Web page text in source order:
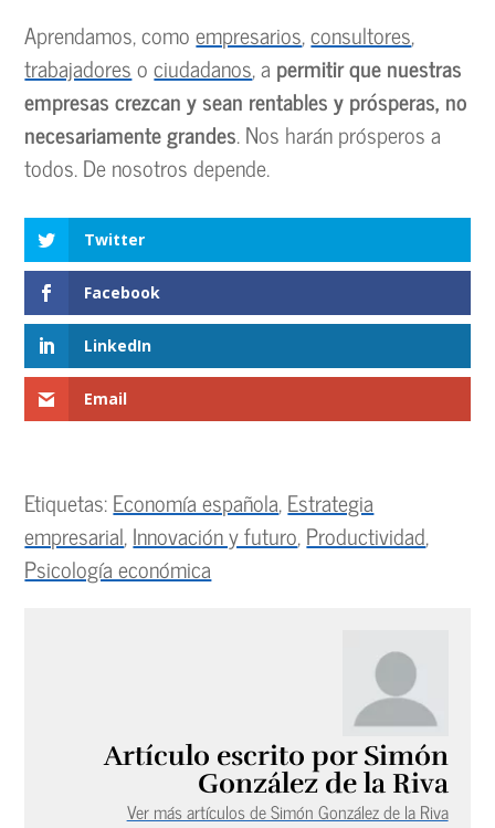
Aprendamos, comoempresarios,consultores,
trabajadoresociudadanos, a permitir que nuestras
empresas crezcan y sean rentables y prósperas, no
necesariamente grandes. Nos harán prósperos a
todos. De nosotros depende.
Twitter
Facebook
LinkedIn
Email
Etiquetas:Economía española,Estrategia
empresarial,Innovación y futuro,Productividad,
Psicología económica
Artículo escrito por Simón
González de la Riva
Ver más artículos de Simón González de la Riva